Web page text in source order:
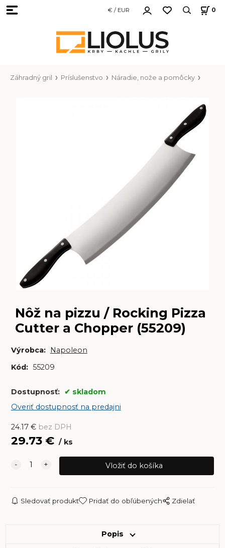
€ / EUR 0
Záhradný gril Príslušenstvo Náradie, nože a pomôcky
Nôž na pizzu / Rocking Pizza
Cutter a Chopper (55209)
Výrobca:
Napoleon
Kód: 55209
Dostupnosť:
skladom
Overiť dostupnosť na predajni
24.17€ bez DPH
29.73€ ks
Sledovať produkt Pridať do obľúbených Zdielať
Popis